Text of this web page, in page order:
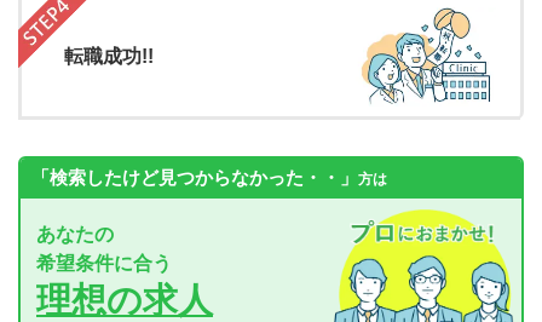
転職成功!!
「検索したけど見つからなかった・・」 方は
あなたの
希望条件に合う
理想の求人